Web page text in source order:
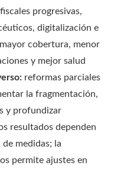
progresivas,
digitalización e
cobertura, menor
y mejor salud
reformas parciales
la fragmentación,
y profundizar
resultados dependen
medidas; la
permite ajustes en